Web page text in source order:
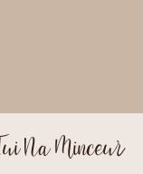
Na Minceur